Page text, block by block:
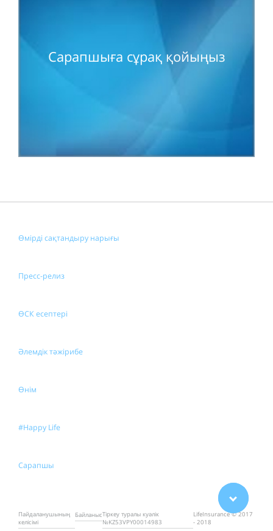
Сарапшыға сұрақ қойыңыз
Өмірді сақтандыру нарығы
Пресс-релиз
ӨСК есептері
Әлемдік тәжірибе
Өнім
#Happy Life
Сарапшы
Пайдаланушының
келісімі
БайланысТіркеу туралы куәлік
№KZ53VPY00014983
LifeInsurance © 2017
- 2018